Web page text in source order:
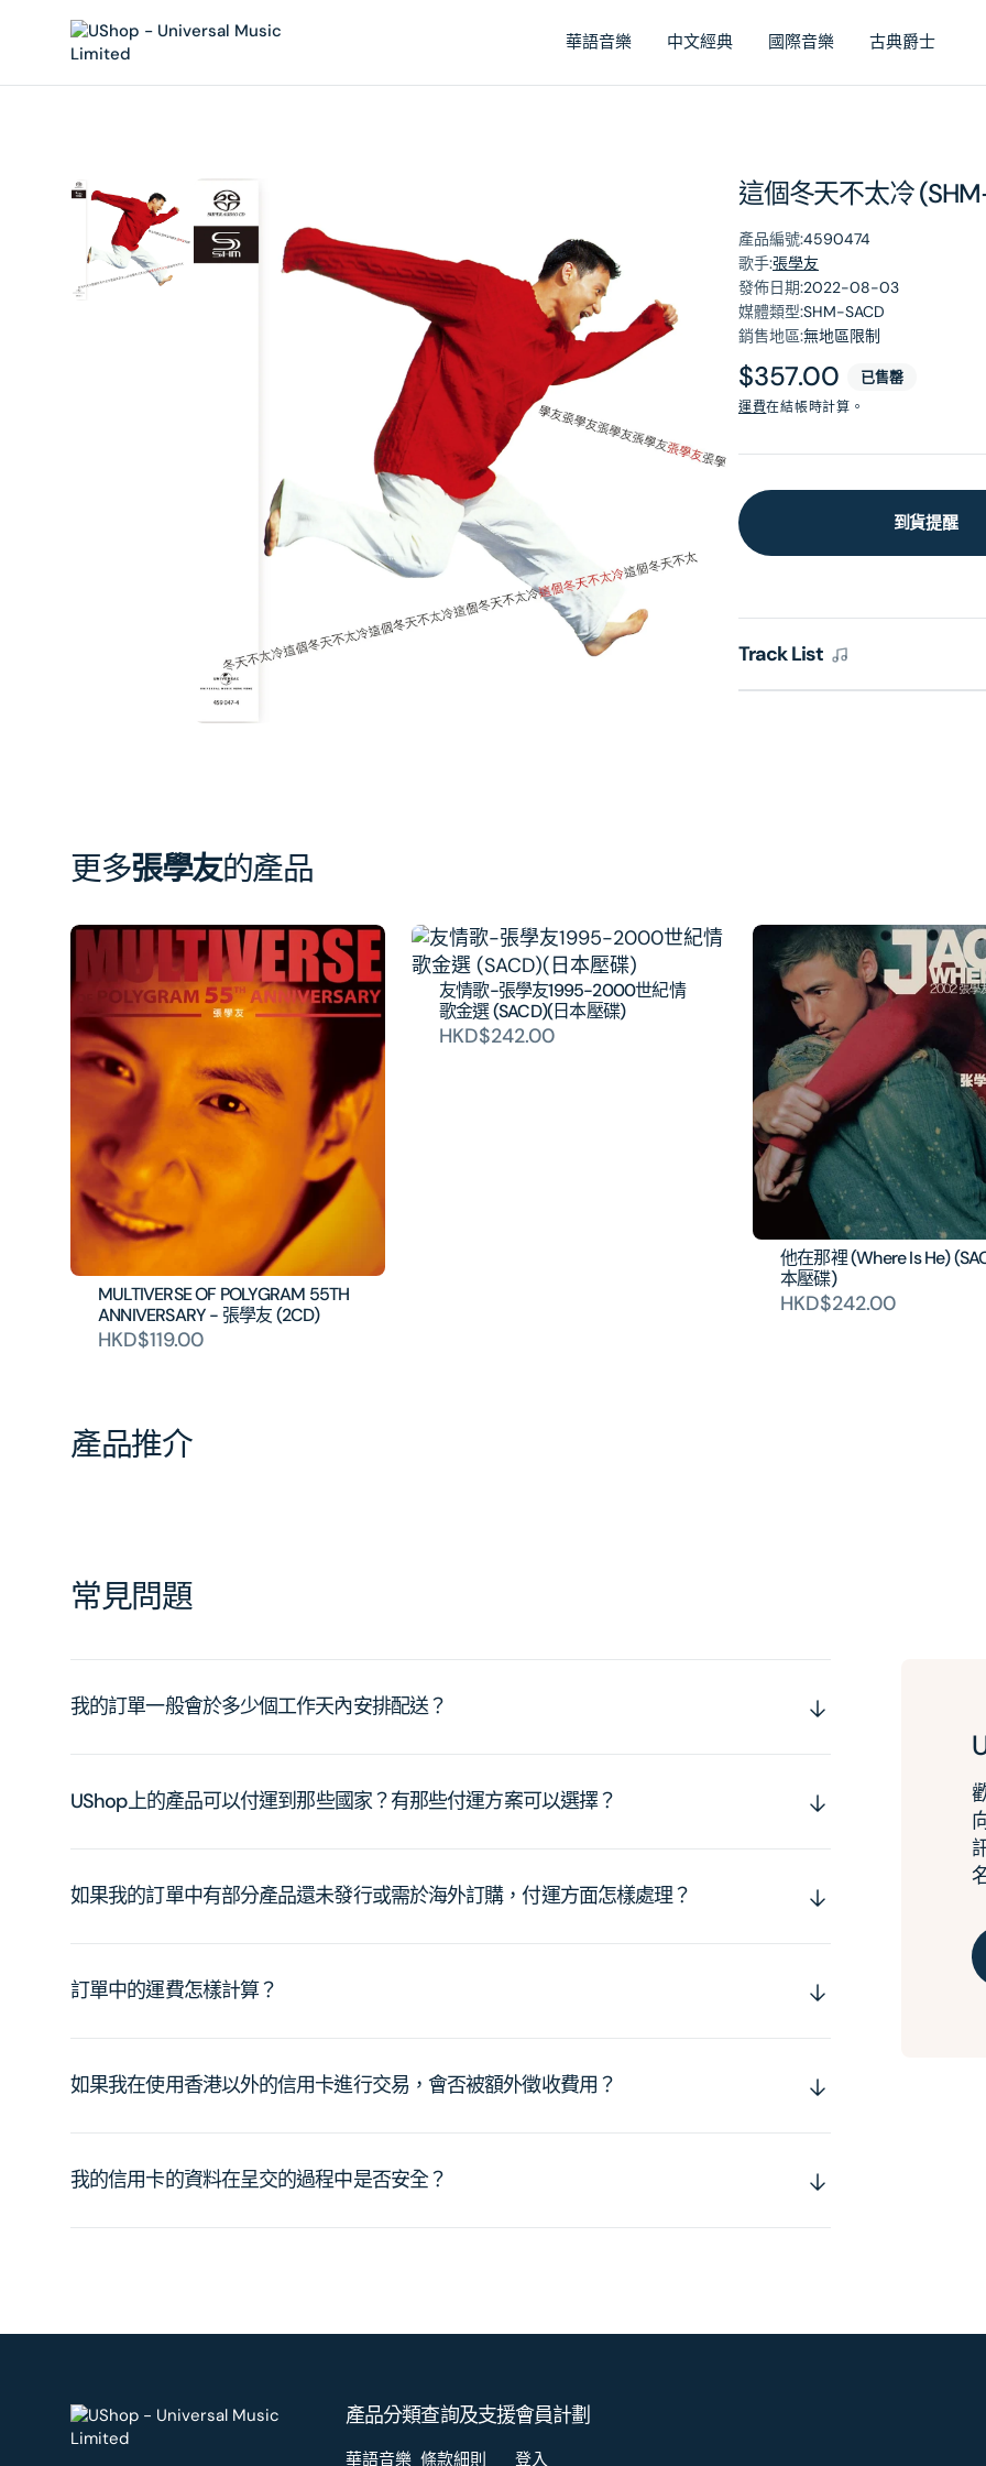
華語音樂 中文經典 國際音樂 古典爵士
這個冬天不太冷
產品編號:4590474
歌手:張學友
發佈日期:2022-08-03
媒體類型:SHM-SACD
銷售地區:無地區限制
原
價
$357.00 已售罄
運費在結帳時計算。
到貨提醒
Track List
在
相
簿
中
啟
更多張學友的產品
MULTIVERSE OF POLYGRAM 55TH
ANNIVERSARY - 張學友 (2CD)
HKD$119.00
友情歌-張學友1995-2000世紀情
歌金選 (SACD)(日本壓碟)
HKD$242.00
他在那裡 (Where Is He)
本壓碟)
HKD$242.00
產品推介
常見問題
我的訂單一般會於多少個工作天內安排配送？
UShop上的產品可以付運到那些國家？有那些付運方案可以選擇？
如果我的訂單中有部分產品還未發行或需於海外訂購，付運方面怎樣處理？
訂單中的運費怎樣計算？
如果我在使用香港以外的信用卡進行交易，會否被額外徵收費用？
我的信用卡的資料在呈交的過程中是否安全？
產品分類
華語音樂
查詢及支援
條款細則
會員計劃
登入